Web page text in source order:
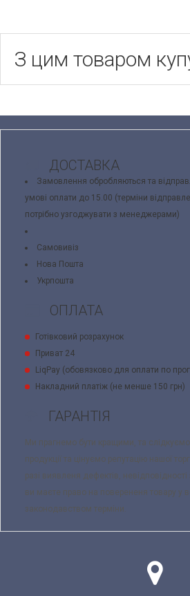
З цим товаром
ДОСТАВКА
Замовлення обробляються та
умові оплати до 15.00 (терміни
потрібно узгоджувати з менеджерами)
Самовивіз
Нова Пошта
Укрпошта
ОПЛАТА
Готівковий розрахунок
Приват 24
LiqPay (обовязково для оплати по
Накладний платіж (не менше 150 грн)
ГАРАНТІЯ
Ми прагнемо бути кращими, та слідкуємо
продукції та цінуємо репутацію нашої
разі виявленя дефектів,
ви маєте право на поверененя товару у
законодавством терміни.